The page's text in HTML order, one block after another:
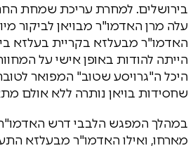
בירושלים. למחרת עריכת שמחת
עלה מרן האדמו"ר מבויאן לביקור
האדמו"ר מבעלזא בקריית בעלזא
הייתה להודות באופן אישי על
היכל ה"גרויסע שטוב" המפואר
שחסידות בויאן נותרה ללא אולם
במהלך המפגש הלבבי דרש
מארחו, ואילו האדמו"ר מבעלזא